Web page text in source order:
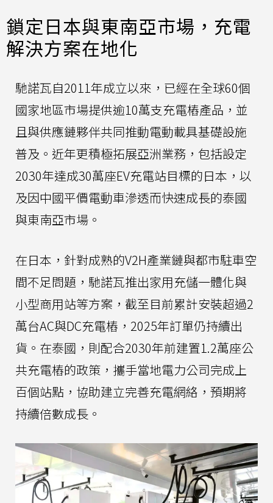
鎖定日本與東南亞市場，充電
解決方案在地化
馳諾瓦自2011年成立以來，已經在全球60個
國家地區市場提供逾10萬支充電樁產品，並
且與供應鏈夥伴共同推動電動載具基礎設施
普及。近年更積極拓展亞洲業務，包括設定
2030年達成30萬座EV充電站目標的日本，以
及因中國平價電動車滲透而快速成長的泰國
與東南亞市場。
在日本，針對成熟的V2H產業鏈與都市駐車空
間不足問題，馳諾瓦推出家用充儲一體化與
小型商用站等方案，截至目前累計安裝超過2
萬台AC與DC充電樁，2025年訂單仍持續出
貨。在泰國，則配合2030年前建置1.2萬座公
共充電樁的政策，攜手當地電力公司完成上
百個站點，協助建立完善充電網絡，預期將
持續倍數成長。